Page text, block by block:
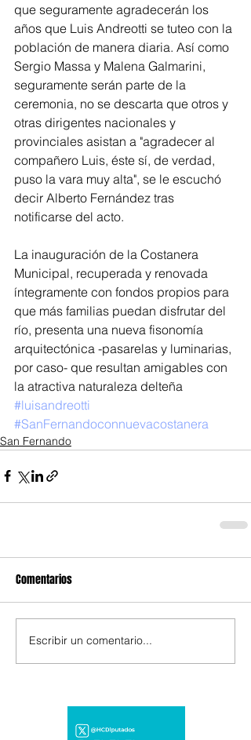
que seguramente agradecerán los
años que Luis Andreotti se tuteo con la
población de manera diaria. Así como
Sergio Massa y Malena Galmarini,
seguramente serán parte de la
ceremonia, no se descarta que otros y
otras dirigentes nacionales y
provinciales asistan a "agradecer al
compañero Luis, éste sí, de verdad,
puso la vara muy alta", se le escuchó
decir Alberto Fernández tras
notificarse del acto.
La inauguración de la Costanera
Municipal, recuperada y renovada
íntegramente con fondos propios para
que más familias puedan disfrutar del
río, presenta una nueva fisonomía
arquitectónica -pasarelas y luminarias,
por caso- que resultan amigables con
la atractiva naturaleza delteña
#luisandreotti
#SanFernandoconnuevacostanera
San Fernando
Comentarios
Escribir un comentario...